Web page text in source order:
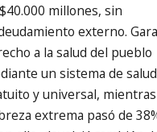
millones, sin
externo.
a la salud del pueblo
un sistema de salud
y universal,
extrema pasó de